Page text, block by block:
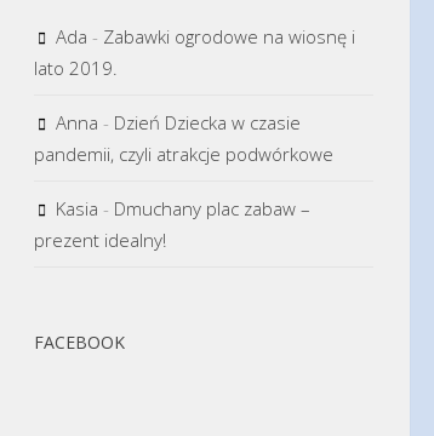
Ada - Zabawki ogrodowe na wiosnę i
lato 2019.
Anna - Dzień Dziecka w czasie
pandemii, czyli atrakcje podwórkowe
Kasia - Dmuchany plac zabaw –
prezent idealny!
FACEBOOK